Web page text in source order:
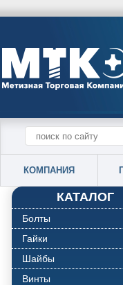
КОМПАНИЯ
КАТАЛОГ
Болты
Гайки
Шайбы
Винты